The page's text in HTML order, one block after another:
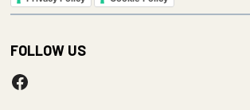
FOLLOW US
Facebook